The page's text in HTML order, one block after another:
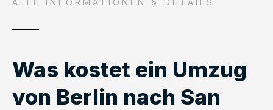
ALLE INFORMATIONEN & DETAILS
Was kostet ein Umzug
von Berlin nach San